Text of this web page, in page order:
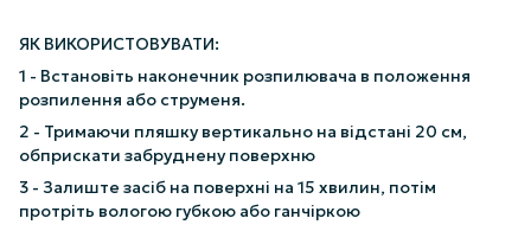
ЯК ВИКОРИСТОВУВАТИ:
1 - Встановіть наконечник розпилювача в положення
розпилення або струменя.
2 - Тримаючи пляшку вертикально на відстані 20 см,
обприскати забруднену поверхню
3 - Залиште засіб на поверхні на 15 хвилин, потім
протріть вологою губкою або ганчіркою